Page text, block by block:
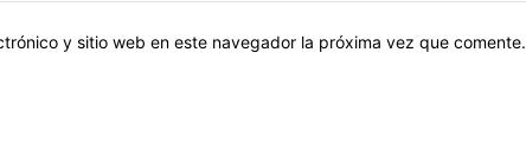
y sitio web en este navegador la próxima vez que comente.